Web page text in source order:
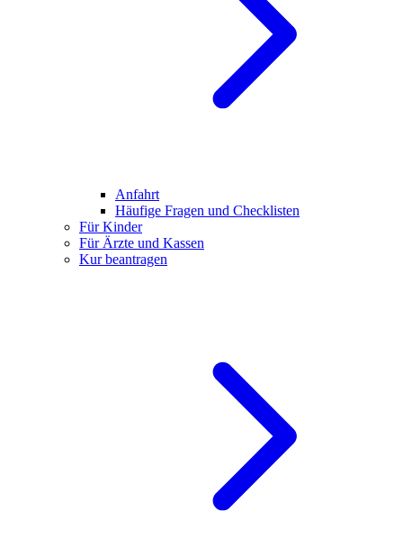
Anfahrt
Häufige Fragen und Checklisten
Für Kinder
Für Ärzte und Kassen
Kur beantragen